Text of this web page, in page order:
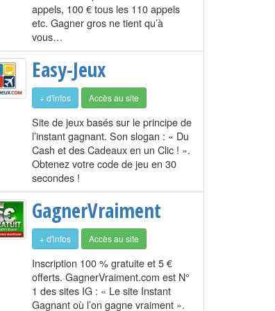
appels, 100 € tous les 110 appels
etc. Gagner gros ne tient qu’à
vous…
Easy-Jeux
+ d'infos Accès au site
Site de jeux basés sur le principe de
l’instant gagnant. Son slogan : « Du
Cash et des Cadeaux en un Clic ! ».
Obtenez votre code de jeu en 30
secondes !
GagnerVraiment
+ d'infos Accès au site
Inscription 100 % gratuite et 5 €
offerts. GagnerVraiment.com est N°
1 des sites IG : « Le site Instant
Gagnant où l’on gagne vraiment ».